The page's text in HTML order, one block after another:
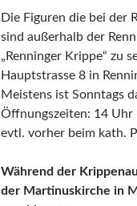
Die Figuren die bei der
sind außerhalb der
„Renninger Krippe“ zu
Hauptstrasse 8 in
Meistens ist Sonntags
Öffnungszeiten: 14 Uhr
evtl. vorher beim kath.
Während der
der Martinuskirche in